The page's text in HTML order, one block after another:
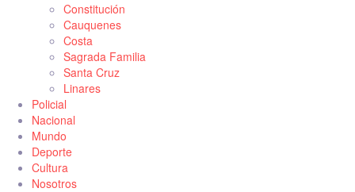
Constitución
Cauquenes
Costa
Sagrada Familia
Santa Cruz
Linares
Policial
Nacional
Mundo
Deporte
Cultura
Nosotros